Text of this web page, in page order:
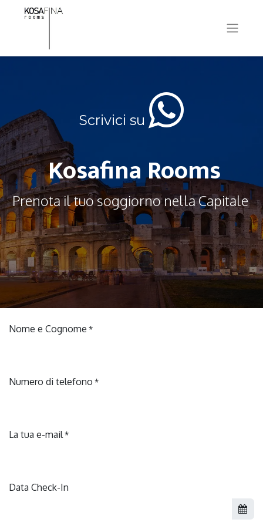
Scrivici su
Kosafina Rooms
Prenota il tuo soggiorno nella Capitale
Nome e Cognome *
Numero di telefono *
La tua e-mail*
Data Check-In